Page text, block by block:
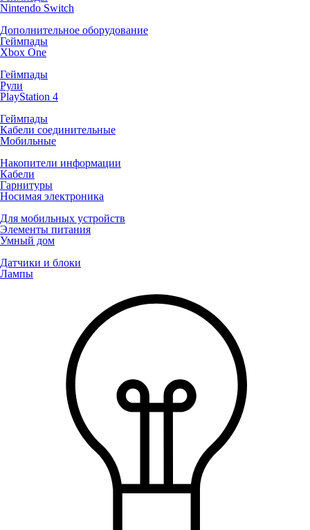
Nintendo Switch
Дополнительное оборудование
Геймпады
Xbox One
Геймпады
Рули
PlayStation 4
Геймпады
Кабели соединительные
Мобильные
Накопители информации
Кабели
Гарнитуры
Носимая электроника
Для мобильных устройств
Элементы питания
Умный дом
Датчики и блоки
Лампы